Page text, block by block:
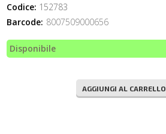
Codice: 152783
Barcode: 8007509000656
Disponibile
AGGIUNGI AL CARRELLO